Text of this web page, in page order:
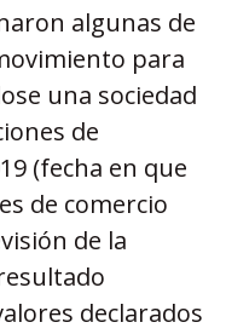
algunas de
para
una sociedad
de
(fecha en que
de comercio
de la
declarados